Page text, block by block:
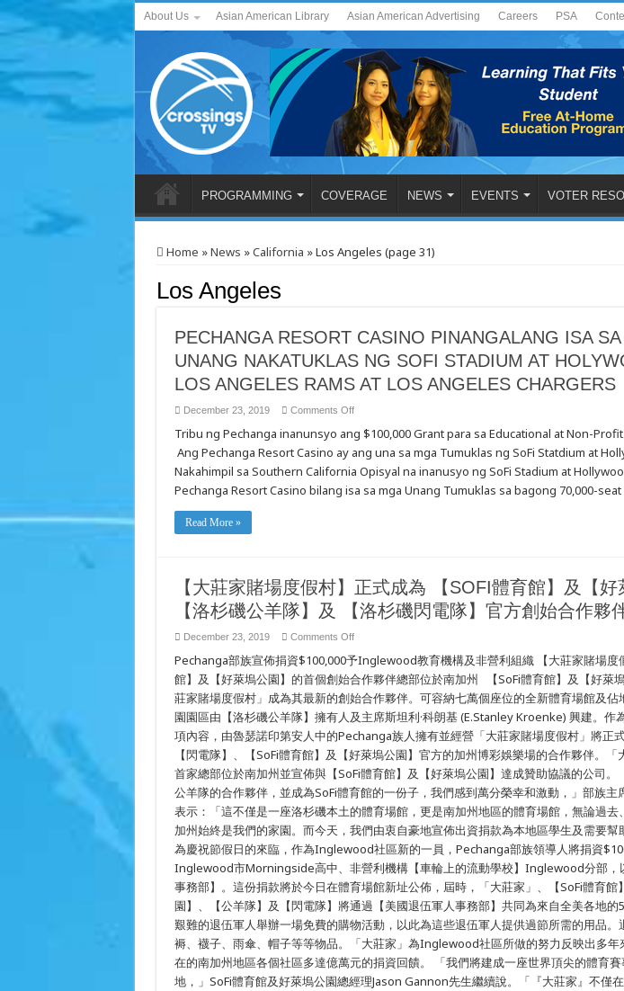
About Us Asian American Library Asian American Advertising Careers PSA
PROGRAMMING COVERAGE NEWS EVENTS VOTER
Home »News »California »Los Angeles (page 31)
Los Angeles
PECHANGA RESORT CASINO PINANGALANG ISA
UNANG NAKATUKLAS NG SOFI STADIUM AT
LOS ANGELES RAMS AT LOS ANGELES CHARGERS
December 23, 2019 Comments Offon
RESORT
CASINO
PINANGALANG
ISA
SA
UNANG
LOS
ANGELES
RAMS
AT
ANGELES
Tribu ng Pechanga inanunsyo ang $100,000 Grant para sa Educational at Non-
Ang Pechanga Resort Casino ay ang una sa mga Tumuklas ng SoFi Statdium at
Nakahimpil sa Southern California Opisyal na inanusyo ng SoFi Stadium at
Pechanga Resort Casino bilang isa sa mga Unang Tumuklas sa bagong 70,000-
Read More »
【大莊家賭場度假村】正式成為 【SOFI體育館】及【好
【洛杉磯公羊隊】及 【洛杉磯閃電隊】官方創始合作夥
December 23, 2019 Comments Offon
莊
家
賭
場
度
村】
正
式
成
為
【SOFI
體
育
館】
及
【好
萊
塢
公
園】、
【洛
杉
磯
公
Pechanga部族宣佈捐資$100,000予Inglewood教育機構及非營利組織 【大莊家賭場度
館】及【好萊塢公園】的首個創始合作夥伴總部位於南加州 【SoFi體育館】及【好萊
莊家賭場度假村」成為其最新的創始合作夥伴。可容納七萬個座位的全新體育場館及佔
園園區由【洛杉磯公羊隊】擁有人及主席斯坦利·科朗基 (E.Stanley Kroenke) 興建。作
項內容，由魯瑟諾印第安人中的Pechanga族人擁有並經營「大莊家賭場度假村」將正式
【閃電隊】、【SoFi體育館】及【好萊塢公園】官方的加州博彩娛樂場的合作夥伴。「
首家總部位於南加州並宣佈與【SoFi體育館】及【好萊塢公園】達成贊助協議的公司。
公羊隊的合作夥伴，並成為SoFi體育館的一份子，我們感到萬分榮幸和激動，」部族主
表示：「這不僅是一座洛杉磯本土的體育場館，更是南加州地區的體育場館，無論過去
加州始終是我們的家園。而今天，我們由衷自豪地宣佈出資捐款為本地區學生及需要幫
為慶祝節假日的來臨，作為Inglewood社區新的一員，Pechanga部族領導人將捐資
Inglewood市Morningside高中、非營利機構【車輪上的流動學校】Inglewood分部，
事務部】。這份捐款將於今日在體育場館新址公佈，屆時，「大莊家」、【SoFi體育館
園】、【公羊隊】及【閃電隊】將通過【美國退伍軍人事務部】共同為來自全美各地的
艱難的退伍軍人舉辦一場免費的購物活動，以此為這些退伍軍人提供過節所需的用品。
褥、襪子、雨傘、帽子等等物品。「大莊家」為Inglewood社區所做的努力反映出多年
在的南加州地區各個社區多達億萬元的捐資回饋。 「我們將建成一座世界頂尖的體育
地，」SoFi體育館及好萊塢公園總經理Jason Gannon先生繼續說。「『大莊家』不僅